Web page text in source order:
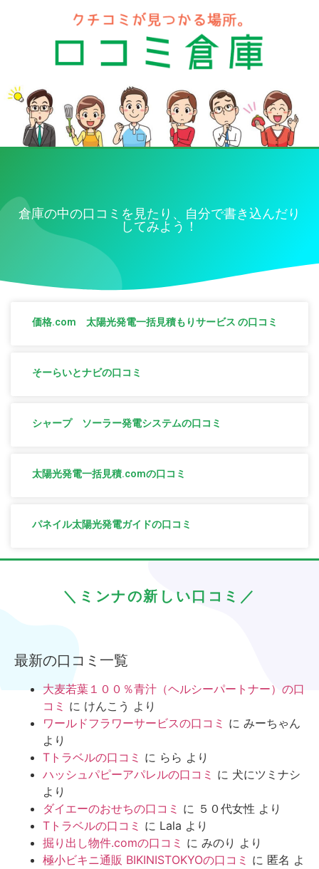
倉庫の中の口コミを見たり、自分で書き込んだり
してみよう！
価格.com 太陽光発電一括見積もりサービス の口コミ
そーらいとナビの口コミ
シャープ ソーラー発電システムの口コミ
太陽光発電一括見積.comの口コミ
パネイル太陽光発電ガイドの口コミ
＼ミンナの新しい口コミ／
最新の口コミ一覧
大麦若葉１００％青汁（ヘルシーパートナー）の口
コミ に けんこう より
ワールドフラワーサービスの口コミ に みーちゃん
より
Tトラベルの口コミ に らら より
ハッシュパピーアパレルの口コミ に 犬にツミナシ
より
ダイエーのおせちの口コミ に ５０代女性 より
Tトラベルの口コミ に Lala より
掘り出し物件.comの口コミ に みのり より
極小ビキニ通販 BIKINISTOKYOの口コミ に 匿名 よ